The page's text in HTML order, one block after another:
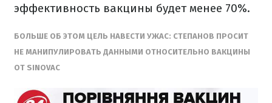
эффективность вакцины будет менее 70%.
БОЛЬШЕ ОБ ЭТОМ ЦЕЛЬ НАВЕСТИ УЖАС: СТЕПАНОВ ПРОСИТ
НЕ МАНИПУЛИРОВАТЬ ДАННЫМИ ОТНОСИТЕЛЬНО ВАКЦИНЫ
ОТ SINOVAC